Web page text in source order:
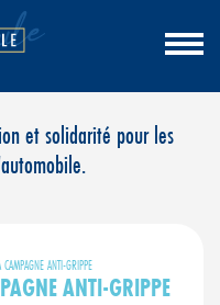
et solidarité pour les
ANTI-GRIPPE
ANTI-GRIPPE